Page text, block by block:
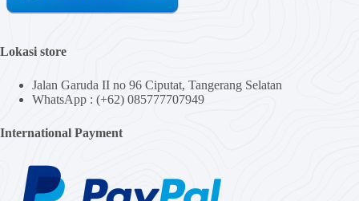
Lokasi store
Jalan Garuda II no 96 Ciputat, Tangerang Selatan
WhatsApp : (+62) 085777707949
International Payment